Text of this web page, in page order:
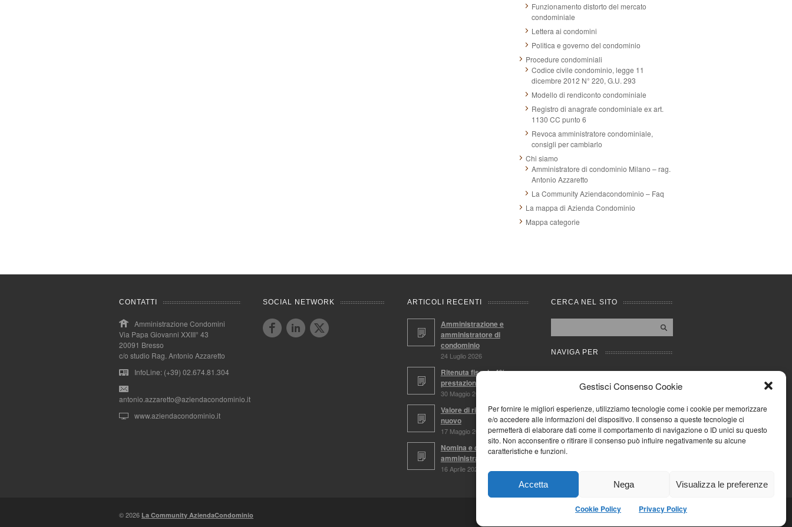
Gestisci Consenso Cookie
Per fornire le migliori esperienze, utilizziamo tecnologie come i cookie per memorizzare
e/o accedere alle informazioni del dispositivo. Il consenso a queste tecnologie ci
permetterà di elaborare dati come il comportamento di navigazione o ID unici su questo
sito. Non acconsentire o ritirare il consenso può influire negativamente su alcune
caratteristiche e funzioni.
Accetta Nega Visualizza le preferenze
Cookie Policy Privacy Policy
Funzionamento distorto del mercato
condominiale
Lettera ai condomini
Politica e governo del condominio
Procedure condominiali
Codice civile condominio, legge 11
dicembre 2012 N° 220, G.U. 293
Modello di rendiconto condominiale
Registro di anagrafe condominiale ex art.
1130 CC punto 6
Revoca amministratore condominiale,
consigli per cambiarlo
Chi siamo
Amministratore di condominio Milano – rag.
Antonio Azzaretto
La Community Aziendacondominio – Faq
La mappa di Azienda Condominio
Mappa categorie
CONTATTI
Amministrazione Condomini
Via Papa Giovanni XXIII° 43
20091 Bresso
c/o studio Rag. Antonio Azzaretto
InfoLine: (+39) 02.674.81.304
antonio.azzaretto@aziendacondominio.it
www.aziendacondominio.it
SOCIAL NETWORK ARTICOLI RECENTI
Amministrazione e
amministratore di
condominio
24 Luglio 2026
Ritenuta fiscale 4%,
prestazioni soggette
30 Maggio 2026
Valore di ricostruzione a
nuovo
17 Maggio 2026
Nomina e conferma
amministratore
16 Aprile 2026
CERCA NEL SITO
NAVIGA PER
Mappa completa
Mappa categorie
Privacy Policy
Forum
Iscriviti alla Community
AziendaCondominio
© 2026 La Community AziendaCondominio